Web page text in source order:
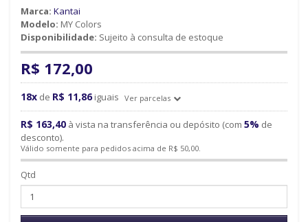
Marca: Kantai
Modelo: MY Colors
Disponibilidade: Sujeito à consulta de estoque
R$ 172,00
18x de R$ 11,86 iguais Ver parcelas
R$ 163,40 à vista na transferência ou depósito (com 5% de
desconto).
Válido somente para pedidos acima de R$ 50,00.
Qtd